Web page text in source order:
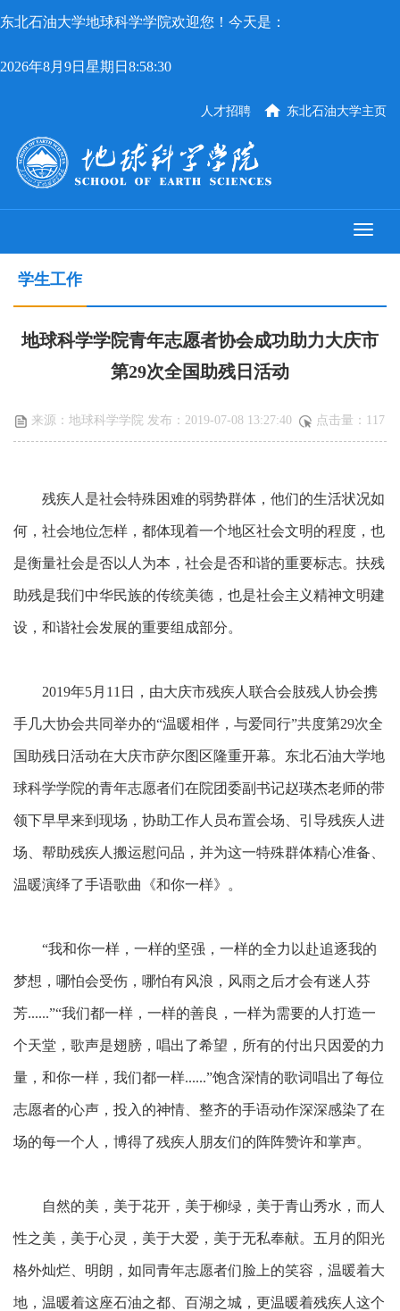
东北石油大学地球科学学院欢迎您！今天是：
2026年8月9日星期日8:58:30
东北石油大学主页
人才招聘
学生工作
地球科学学院青年志愿者协会成功助力大庆市
第29次全国助残日活动
来源：地球科学学院 发布：2019-07-08 13:27:40 点击量： 117
残疾人是社会特殊困难的弱势群体，他们的生活状况如
何，社会地位怎样，都体现着一个地区社会文明的程度，也
是衡量社会是否以人为本，社会是否和谐的重要标志。扶残
助残是我们中华民族的传统美德，也是社会主义精神文明建
设，和谐社会发展的重要组成部分。
2019年5月11日，由大庆市残疾人联合会肢残人协会携
手几大协会共同举办的“温暖相伴，与爱同行”共度第29次全
国助残日活动在大庆市萨尔图区隆重开幕。东北石油大学地
球科学学院的青年志愿者们在院团委副书记赵瑛杰老师的带
领下早早来到现场，协助工作人员布置会场、引导残疾人进
场、帮助残疾人搬运慰问品，并为这一特殊群体精心准备、
温暖演绎了手语歌曲《和你一样》。
“我和你一样，一样的坚强，一样的全力以赴追逐我的
梦想，哪怕会受伤，哪怕有风浪，风雨之后才会有迷人芬
芳......”“我们都一样，一样的善良，一样为需要的人打造一
个天堂，歌声是翅膀，唱出了希望，所有的付出只因爱的力
量，和你一样，我们都一样......”饱含深情的歌词唱出了每位
志愿者的心声，投入的神情、整齐的手语动作深深感染了在
场的每一个人，博得了残疾人朋友们的阵阵赞许和掌声。
自然的美，美于花开，美于柳绿，美于青山秀水，而人
性之美，美于心灵，美于大爱，美于无私奉献。五月的阳光
格外灿烂、明朗，如同青年志愿者们脸上的笑容，温暖着大
地，温暖着这座石油之都、百湖之城，更温暖着残疾人这个